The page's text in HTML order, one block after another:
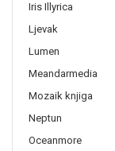
Iris Illyrica
Ljevak
Lumen
Meandarmedia
Mozaik knjiga
Neptun
Oceanmore